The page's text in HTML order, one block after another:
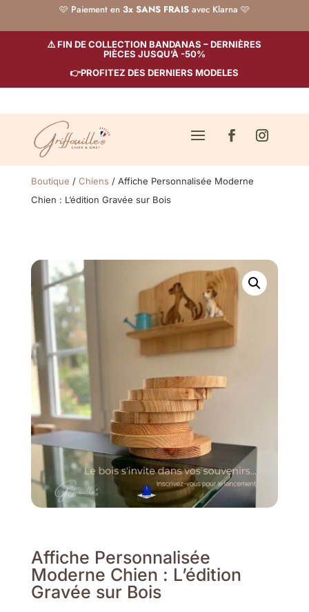
🩷 Paiement en 3x SANS FRAISavec Klarna 🩷
⚠️ FIN DE COLLECTION BANDANAS – DERNIÈRES
PIÈCES JUSQU’À -50%
👉PROFITEZ DES DERNIERS MODELES
Boutique / Chiens / Affiche Personnalisée Moderne
Chien : L’édition Gravée sur Bois
Affiche Personnalisée
Moderne Chien : L’édition
Gravée sur Bois